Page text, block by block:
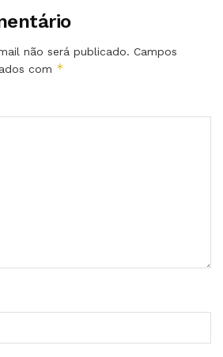
não será publicado. Campos
com *